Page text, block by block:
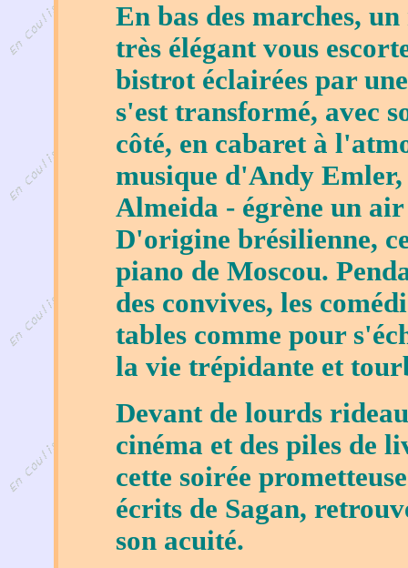
En bas des marches,
très élégant vous
bistrot éclairées par
s'est transformé, avec
côté, en cabaret à
musique d'Andy
Almeida - égrène un
D'origine brésilienne,
piano de Moscou.
des convives, les
tables comme pour
la vie trépidante et
Devant de lourds
cinéma et des piles de
cette soirée
écrits de Sagan,
son acuité.